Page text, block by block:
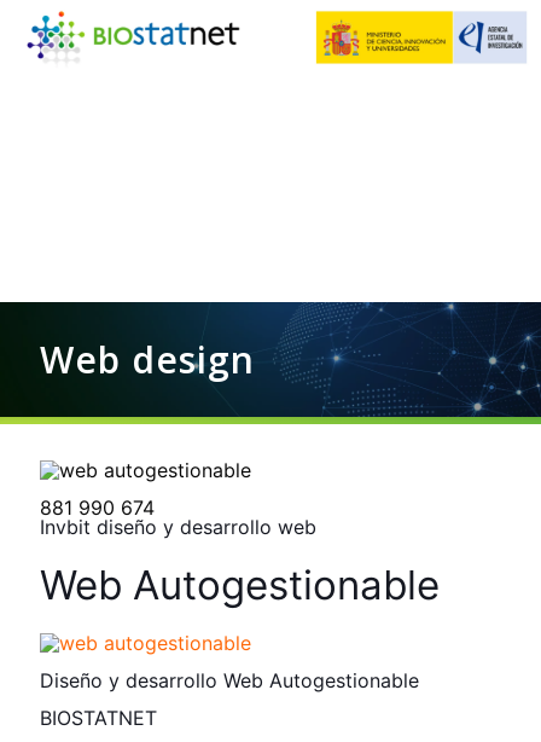
Web design
881 990 674
Invbit diseño y desarrollo web
Web Autogestionable
Diseño y desarrollo Web Autogestionable
BIOSTATNET